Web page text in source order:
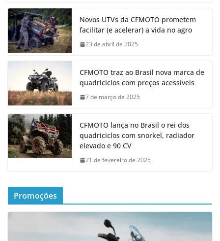
Novos UTVs da CFMOTO prometem
facilitar (e acelerar) a vida no agro
23 de abril de 2025
CFMOTO traz ao Brasil nova marca de
quadriciclos com preços acessíveis
7 de março de 2025
CFMOTO lança no Brasil o rei dos
quadriciclos com snorkel, radiador
elevado e 90 CV
21 de fevereiro de 2025
Promoções